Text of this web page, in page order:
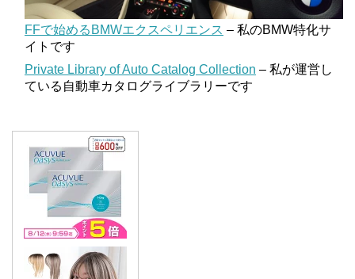
FFで始めるBMWエクスペリエンス – 私のBMW特化サ
イトです
Private Library of Auto Catalog Collection – 私が運営し
ている自動車カタログライブラリーです